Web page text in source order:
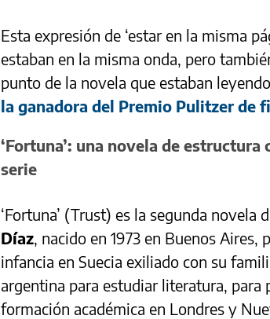
Esta expresión de ‘estar en la misma
estaban en la misma onda, pero
punto de la novela que estaban
la ganadora del Premio Pulitzer de
‘Fortuna’: una novela de
serie
‘Fortuna’ (Trust) es la segunda novela
Díaz, nacido en 1973 en Buenos Aires,
infancia en Suecia exiliado con su
argentina para estudiar literatura, para
formación académica en Londres y